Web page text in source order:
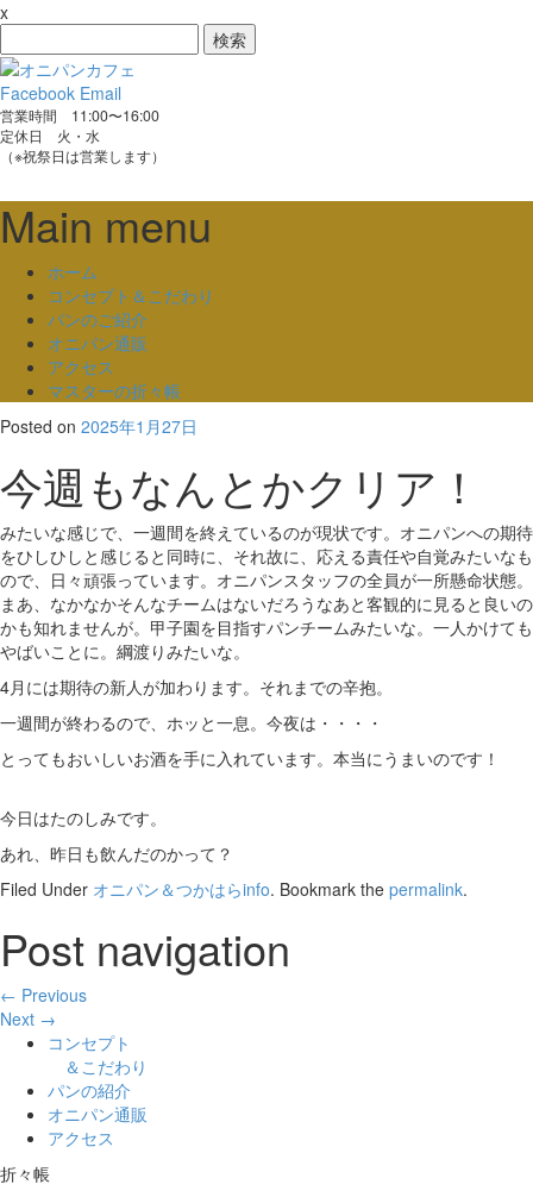
x
索:
Facebook Email
営業時間 11:00〜16:00
定休日 火・水
（※祝祭日は営業します）
Main menu
Skip
content
ホーム
コンセプト＆こだわり
パンのご紹介
オニパン通販
アクセス
マスターの折々帳
Posted on 2025年1月27日
今週もなんとかクリア！
みたいな感じで、一週間を終えているのが現状です。オニパンへの期待
をひしひしと感じると同時に、それ故に、応える責任や自覚みたいなも
ので、日々頑張っています。オニパンスタッフの全員が一所懸命状態。
まあ、なかなかそんなチームはないだろうなあと客観的に見ると良いの
かも知れませんが。甲子園を目指すパンチームみたいな。一人かけても
やばいことに。綱渡りみたいな。
4月には期待の新人が加わります。それまでの辛抱。
一週間が終わるので、ホッと一息。今夜は・・・・
とってもおいしいお酒を手に入れています。本当にうまいのです！
今日はたのしみです。
あれ、昨日も飲んだのかって？
Filed Under オニパン＆つかはらinfo. Bookmark the permalink.
Post navigation
← Previous
Next →
コンセプト
＆こだわり
パンの紹介
オニパン通販
アクセス
折々帳